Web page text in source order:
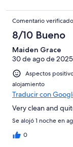
Comentario verificado
8/10 Bueno
Maiden Grace
30 de ago de 2025
Aspectos
alojamiento
Traducir con
Very clean and
Se alojó 1 noche en
0